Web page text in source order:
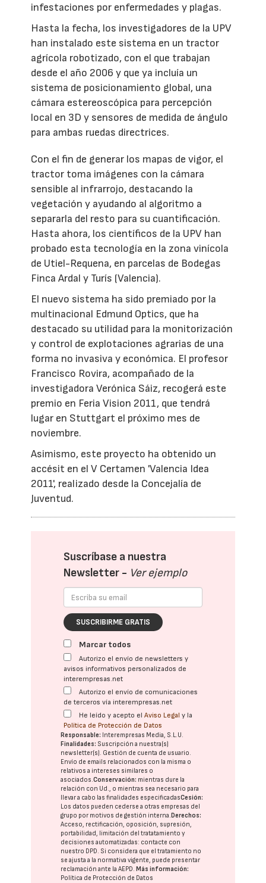
infestaciones por enfermedades y plagas.
Hasta la fecha, los investigadores de la UPV
han instalado este sistema en un tractor
agrícola robotizado, con el que trabajan
desde el año 2006 y que ya incluía un
sistema de posicionamiento global, una
cámara estereoscópica para percepción
local en 3D y sensores de medida de ángulo
para ambas ruedas directrices.
Con el fin de generar los mapas de vigor, el
tractor toma imágenes con la cámara
sensible al infrarrojo, destacando la
vegetación y ayudando al algoritmo a
separarla del resto para su cuantificación.
Hasta ahora, los científicos de la UPV han
probado esta tecnología en la zona vinícola
de Utiel-Requena, en parcelas de Bodegas
Finca Ardal y Turís (Valencia).
El nuevo sistema ha sido premiado por la
multinacional Edmund Optics, que ha
destacado su utilidad para la monitorización
y control de explotaciones agrarias de una
forma no invasiva y económica. El profesor
Francisco Rovira, acompañado de la
investigadora Verónica Sáiz, recogerá este
premio en Feria Vision 2011, que tendrá
lugar en Stuttgart el próximo mes de
noviembre.
Asimismo, este proyecto ha obtenido un
accésit en el V Certamen 'Valencia Idea
2011', realizado desde la Concejalía de
Juventud.
Suscríbase a nuestra
Newsletter - Ver ejemplo
SUSCRIBIRME GRATIS
Marcar todos
Autorizo el envío de newsletters y
avisos informativos personalizados de
interempresas.net
Autorizo el envío de comunicaciones
de terceros vía interempresas.net
He leído y acepto elAviso Legal y la
Política de Protección de Datos
Responsable: Interempresas Media, S.L.U.
Finalidades: Suscripción a nuestra(s)
newsletter(s). Gestión de cuenta de usuario.
Envío de emails relacionados con la misma o
relativos a intereses similares o
asociados.Conservación: mientras dure la
relación con Ud., o mientras sea necesario para
llevar a cabo las finalidades especificadasCesión:
Los datos pueden cederse a otras empresas del
grupo por motivos de gestión interna. Derechos:
Acceso, rectificación, oposición, supresión,
portabilidad, limitación del tratatamiento y
decisiones automatizadas: contacte con
nuestro DPD. Si considera que el tratamiento no
se ajusta a la normativa vigente, puede presentar
reclamación ante laAEPD. Más información:
Política de Protección de Datos